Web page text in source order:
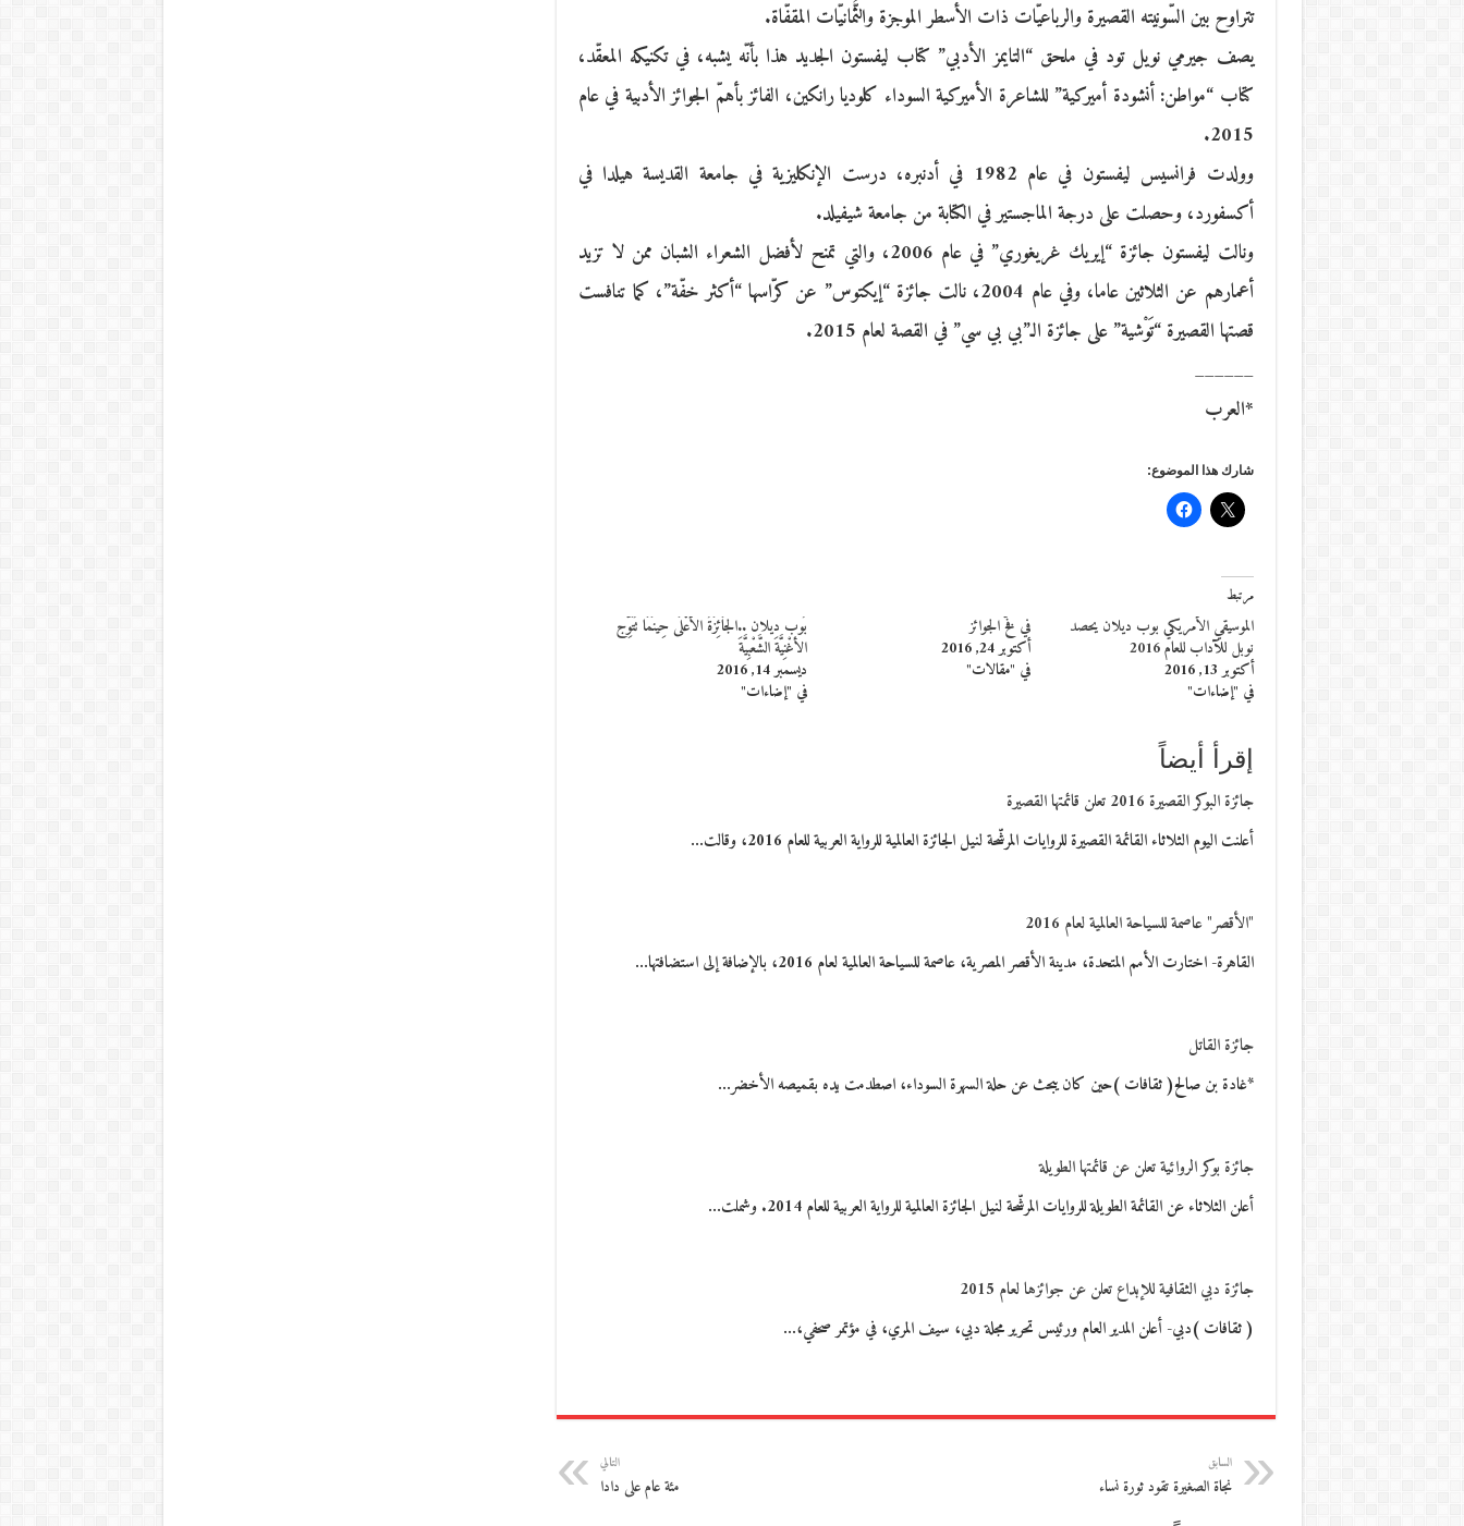
تتراوح بين السّونيته القصيرة والرباعيّات ذات الأسطر الموجزة والثُّمانيّات المقفّاة.
يصف جيرمي نويل تود في ملحق “التايمز الأدبي” كتاب ليفستون الجديد هذا بأنّه يشبه، في تكنيكه المعقّد،
كتاب “مواطن: أنشودة أميركية” للشاعرة الأميركية السوداء كلوديا رانكين، الفائز بأهمّ الجوائز الأدبية في عام
2015.
وولدت فرانسيس ليفستون في عام 1982 في أدنبره، درست الإنكليزية في جامعة القديسة هيلدا في
أكسفورد، وحصلت على درجة الماجستير في الكتابة من جامعة شيفيلد.
ونالت ليفستون جائزة “إيريك غريغوري” في عام 2006، والتي تمنح لأفضل الشعراء الشبان ممن لا تزيد
أعمارهم عن الثلاثين عاما، وفي عام 2004، نالت جائزة “إيكتوس” عن كرّاسها “أكثر خفّة”، كما تنافست
قصتها القصيرة “تَوْشية” على جائزة الـ”بي بي سي” في القصة لعام 2015.
______
*العرب
شارك هذا الموضوع:
مرتبط
الموسيقي الأمريكي بوب ديلان يحصد
نوبل للآداب للعام 2016
أكتوبر 13, 2016
في "إضاءات"
في فخّ الجوائز
أكتوبر 24, 2016
في "مقالات"
بُوب ديلان ..الجَائِزَةُ الأعْلَى حِينَمَا تُتَوِّج
الأغْنِيَّةَ الشَّعْبِيَّةَ
ديسمبر 14, 2016
في "إضاءات"
إقرأ أيضاً
جائزة البوكر القصيرة 2016 تعلن قائمتها القصيرة
أعلنت اليوم الثلاثاء القائمة القصيرة للروايات المرشّحة لنيل الجائزة العالمية للرواية العربية للعام 2016، وقالت…
"الأقصر" عاصمة للسياحة العالمية لعام 2016
القاهرة- اختارت الأمم المتحدة، مدينة الأقصر المصرية، عاصمة للسياحة العالمية لعام 2016، بالإضافة إلى استضافتها…
جائزة القاتل
*غادة بن صالح( ثقافات )حين كان يبحث عن حلة السهرة السوداء، اصطدمت يده بقميصه الأخضر…
جائزة بوكر الروائية تعلن عن قائمتها الطويلة
أعلن الثلاثاء عن القائمة الطويلة للروايات المرشّحة لنيل الجائزة العالمية للرواية العربية للعام 2014. وشملت…
جائزة دبي الثقافية للإبداع تعلن عن جوائزها لعام 2015
( ثقافات )دبي- أعلن المدير العام ورئيس تحرير مجلة دبي، سيف المري، في مؤتمر صحفي،…
السابق
نجاة الصغيرة تقود ثورة نساء
التالي
مئة عام على دادا